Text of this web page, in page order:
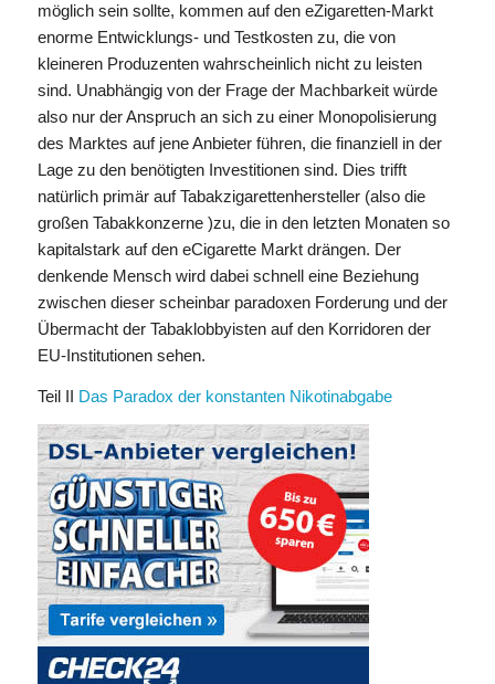
möglich sein sollte, kommen auf den eZigaretten-Markt
enorme Entwicklungs- und Testkosten zu, die von
kleineren Produzenten wahrscheinlich nicht zu leisten
sind. Unabhängig von der Frage der Machbarkeit würde
also nur der Anspruch an sich zu einer Monopolisierung
des Marktes auf jene Anbieter führen, die finanziell in der
Lage zu den benötigten Investitionen sind. Dies trifft
natürlich primär auf Tabakzigarettenhersteller (also die
großen Tabakkonzerne )zu, die in den letzten Monaten so
kapitalstark auf den eCigarette Markt drängen. Der
denkende Mensch wird dabei schnell eine Beziehung
zwischen dieser scheinbar paradoxen Forderung und der
Übermacht der Tabaklobbyisten auf den Korridoren der
EU-Institutionen sehen.
Teil II Das Paradox der konstanten Nikotinabgabe